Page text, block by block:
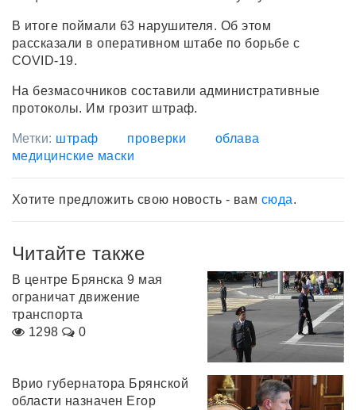
В итоге поймали 63 нарушителя. Об этом
рассказали в оперативном штабе по борьбе с
COVID-19.
На безмасочников составили административные
протоколы. Им грозит штраф.
Метки: штраф проверки
облава
медицинские маски
Хотите предложить свою новость - вам сюда.
Читайте также
В центре Брянска 9 мая
ограничат движение
транспорта
1298
0
Врио губернатора Брянской
области назначен Егор